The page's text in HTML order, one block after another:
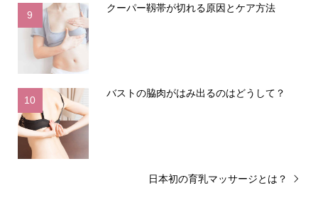
9
クーパー靱帯が切れる原因とケア方法
10
バストの脇肉がはみ出るのはどうして？
日本初の育乳マッサージとは？